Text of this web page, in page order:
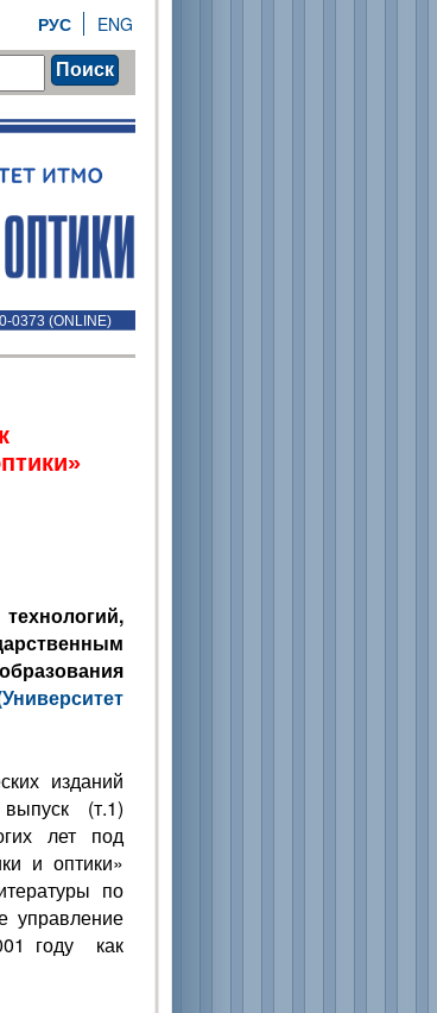
ENG
РУС
Поиск
0373 (ONLINE)
изданий
выпуск (т.1)
лет под
и оптики»
по
управление
году как